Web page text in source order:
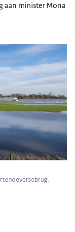
aan minister Mona
en veel